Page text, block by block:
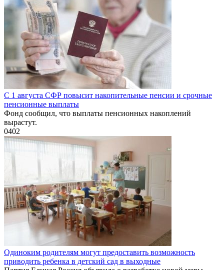
С 1 августа СФР повысит накопительные пенсии и срочные
пенсионные выплаты
Фонд сообщил, что выплаты пенсионных накоплений
вырастут.
0402
Одиноким родителям могут предоставить возможность
приводить ребенка в детский сад в выходные